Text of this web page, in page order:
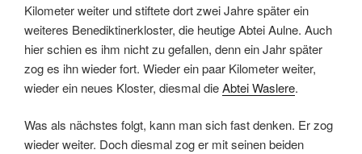
Kilometer weiter und stiftete dort zwei Jahre später ein
weiteres Benediktinerkloster, die heutige Abtei Aulne. Auch
hier schien es ihm nicht zu gefallen, denn ein Jahr später
zog es ihn wieder fort. Wieder ein paar Kilometer weiter,
wieder ein neues Kloster, diesmal dieAbtei Waslere.
Was als nächstes folgt, kann man sich fast denken. Er zog
wieder weiter. Doch diesmal zog er mit seinen beiden